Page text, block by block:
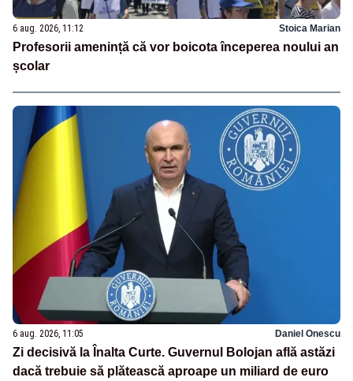
6 aug. 2026, 11:12 Stoica Marian
Profesorii amenință că vor boicota începerea noului an
școlar
6 aug. 2026, 11:05 Daniel Onescu
Zi decisivă la Înalta Curte. Guvernul Bolojan află astăzi
dacă trebuie să plătească aproape un miliard de euro